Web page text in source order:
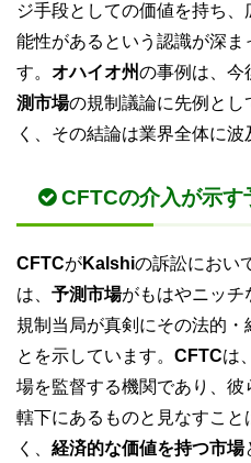
ジ手段としての価値を持ち
能性があるという認識が深ま
す。 オハイオ州の事例は、今
測市場の規制議論に先例とし
く、その結論は業界全体に波
CFTCの介入が示す
CFTCがKalshiの訴訟におい
は、 予測市場がもはやニッチ
規制当局が真剣にその法的
とを示しています。 CFTCは
場を監督する機関であり、彼
轄下にあるものと見なすこ
く、 経済的な価値を持つ市場